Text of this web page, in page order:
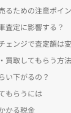
るための注意ポイ
査定に影響する？
ェンジで査定額は
買取してもらう方法
い下がるの？
もらうには
かる税金